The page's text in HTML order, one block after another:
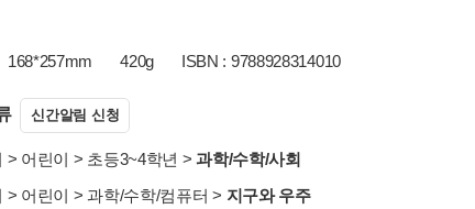
168*257mm 420g ISBN : 9788928314010
신간알림 신청
> 어린이 > 초등3~4학년 >과학/수학/사회
> 어린이 >과학/수학/컴퓨터 > 지구와 우주